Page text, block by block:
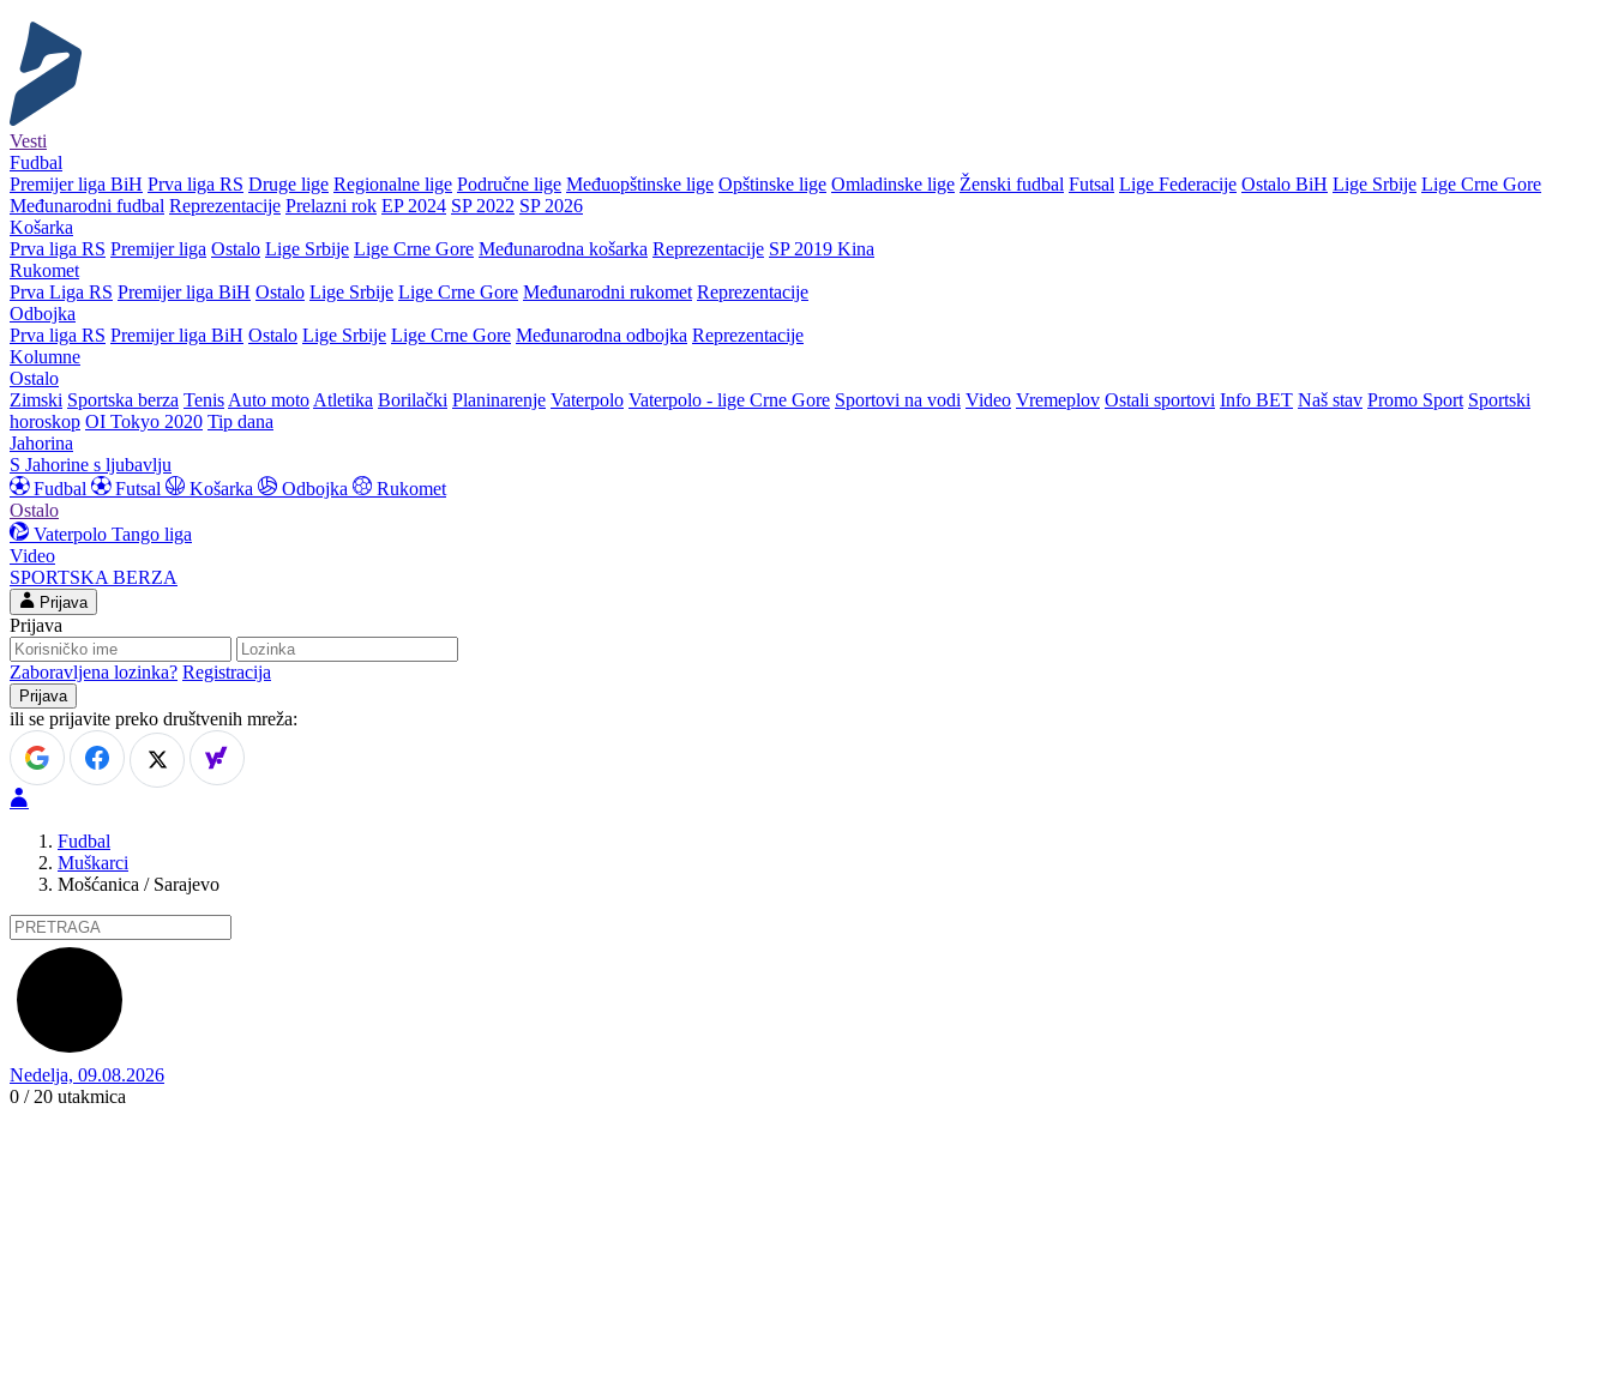
Vesti
Fudbal
Premijer liga BiH Prva liga RS Druge lige Regionalne lige Područne lige Međuopštinske lige Opštinske lige Omladinske lige Ženski fudbal Futsal Lige Federacije Ostalo BiH Lige Srbije Lige Crne Gore
Međunarodni fudbal Reprezentacije Prelazni rok EP 2024 SP 2022 SP 2026
Košarka
Prva liga RS Premijer liga Ostalo Lige Srbije Lige Crne Gore Međunarodna košarka Reprezentacije SP 2019 Kina
Rukomet
Prva Liga RS Premijer liga BiH Ostalo Lige Srbije Lige Crne Gore Međunarodni rukomet Reprezentacije
Odbojka
Prva liga RS Premijer liga BiH Ostalo Lige Srbije Lige Crne Gore Međunarodna odbojka Reprezentacije
Kolumne
Ostalo
Zimski Sportska berza Tenis Auto moto Atletika Borilački Planinarenje Vaterpolo Vaterpolo - lige Crne Gore Sportovi na vodi Video Vremeplov Ostali sportovi Info BET Naš stav Promo Sport Sportski
horoskop OI Tokyo 2020 Tip dana
Jahorina
S Jahorine s ljubavlju
Fudbal
Futsal Košarka Odbojka
Rukomet
Ostalo
Vaterpolo Tango liga
Video
SPORTSKA BERZA
Prijava
Prijava
Zaboravljena lozinka? Registracija
ili se prijavite preko društvenih mreža:
Fudbal
Muškarci
Mošćanica / Sarajevo
Nedelja, 09.08.2026
0 / 20 utakmica